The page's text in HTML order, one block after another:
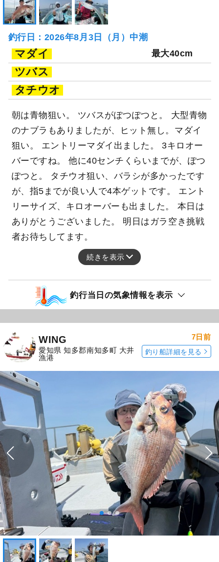
釣行日：2026年8月3日（月）中潮
マダイ 最大40cm
ツバス
タチウオ
朝は青物狙い。 ツバスがぽつぽつと。 大型青物
のナブラもありましたが、ヒット無し。マダイ
狙い。 エントリーマダイ出ました。 3キロオー
バーですね。 他に40センチくらいまでが、ぽつ
ぽつと。 タチウオ狙い、バラシが多かったです
が、指5までが良い人で4本ゲットです。 エント
リーサイズ、キロオーバーも出ました。 本日は
ありがとうございました。 明日はガラ空き挑戦
者お待ちしてます。
続きを表示
釣行当日の気象情報を表示
WING
愛知県 知多郡南知多町 大井
漁港
7日前
釣り船詳細を見る